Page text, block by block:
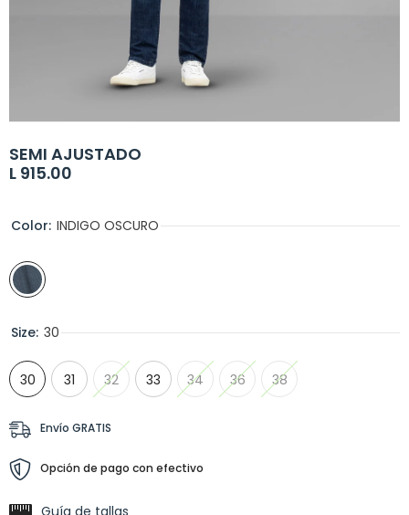
SEMI AJUSTADO
L 915.00
Color: INDIGO OSCURO
Size: 30
30 31 32 33 34 36 38
Envío GRATIS
Opción de pago con efectivo
Guía de tallas